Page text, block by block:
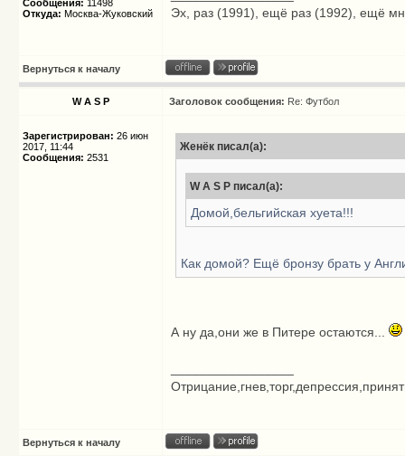
Сообщения: 11498
Откуда: Москва-Жуковский
Эх, раз (1991), ещё раз (1992), ещё
Вернуться к началу
W A S P Заголовок сообщения: Re: Футбол
Зарегистрирован: 26 июн
2017, 11:44
Сообщения: 2531
Женёк писал(а):
W A S P писал(а):
Домой,бельгийская хуета!!!
Как домой? Ещё бронзу брать у
А ну да,они же в Питере остаются...
Вернуться к началу